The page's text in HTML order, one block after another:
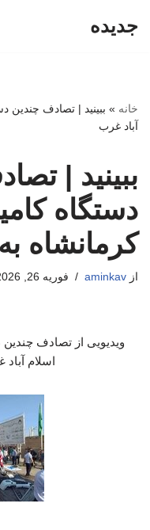
جدیده
خانه » ببینید |‌ تصادف چندین
آباد غرب
ببینید |‌
دستگاه
کرمانشاه
از aminkav فوریه 26, 2026
ویدیویی از تصادف
اسلام